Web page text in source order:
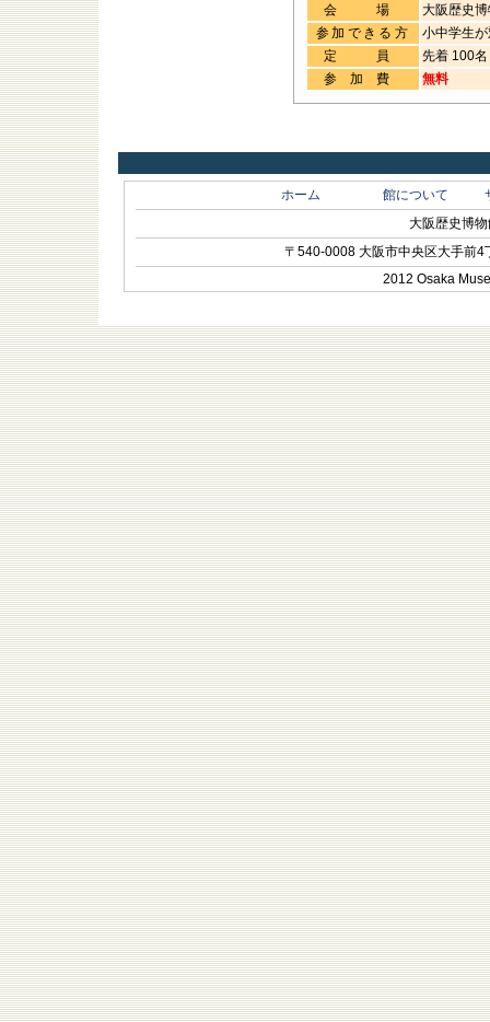
会 場
大阪歴史
参加できる方
小中学生
定 員
先着 100名
参加費
無料
ホーム 館について
大阪歴史博
〒540-0008 大阪市中央区大手
2012 Osaka